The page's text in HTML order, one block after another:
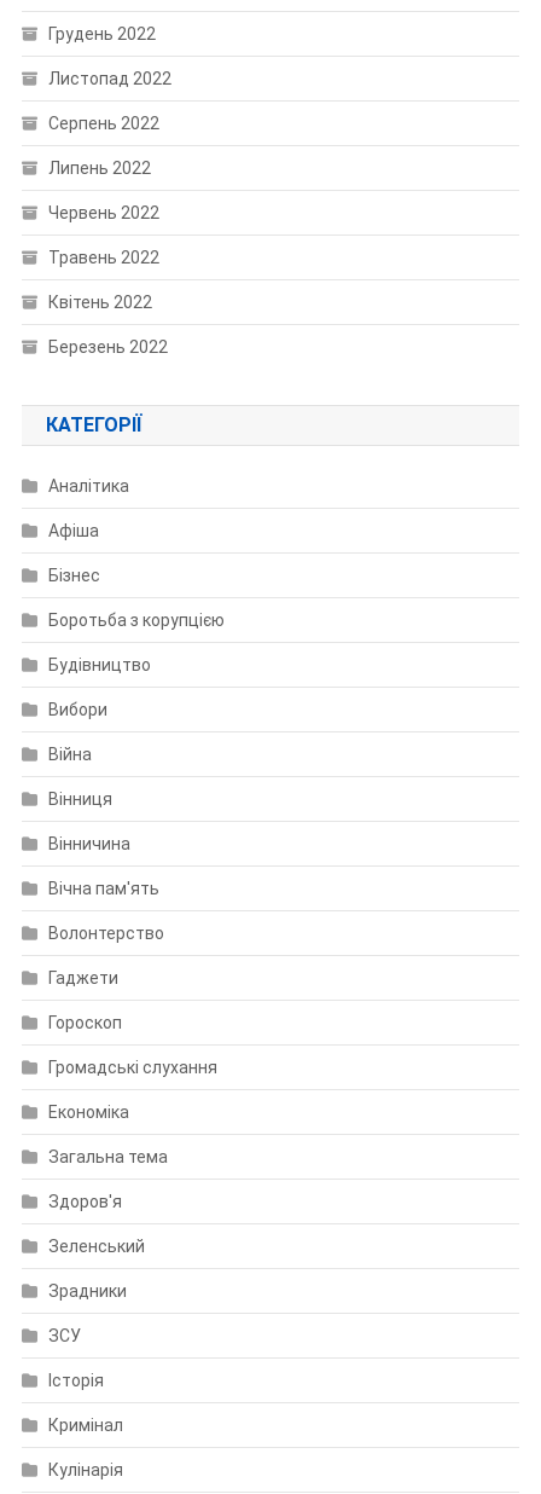
Грудень 2022
Листопад 2022
Серпень 2022
Липень 2022
Червень 2022
Травень 2022
Квітень 2022
Березень 2022
КАТЕГОРІЇ
Аналітика
Афіша
Бізнес
Боротьба з корупцією
Будівництво
Вибори
Війна
Вінниця
Вінничина
Вічна пам'ять
Волонтерство
Гаджети
Гороскоп
Громадські слухання
Економіка
Загальна тема
Здоров'я
Зеленський
Зрадники
ЗСУ
Історія
Кримінал
Кулінарія